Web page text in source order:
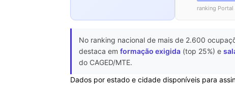
ranking
No ranking nacional de mais de 2.600
destaca em formação exigida (top 25%) e
do CAGED/MTE.
Dados por estado e cidade disponíveis para